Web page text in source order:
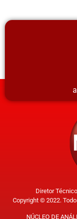
Diretor
Copyright © 2022.
NÚCLEO DE